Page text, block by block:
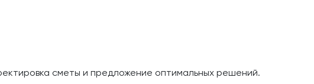
сметы и предложение оптимальных решений.